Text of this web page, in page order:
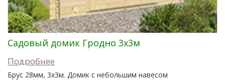
Садовый домик Гродно 3x3м
Подробнее
Брус 28мм, 3x3м. Домик с небольшим навесом